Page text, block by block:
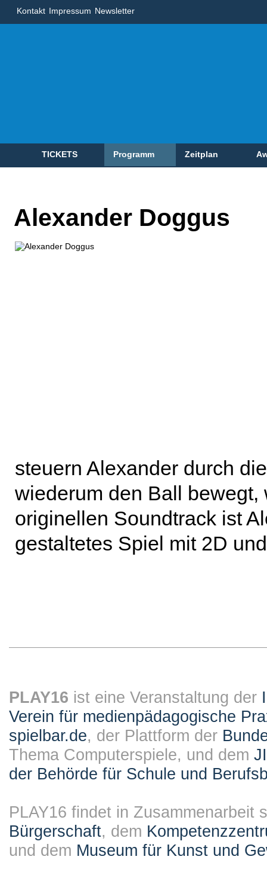
Kontakt Impressum Newsletter
TICKETS Programm Zeitplan
Alexander Doggus
steuern Alexander durch
wiederum den Ball
originellen Soundtrack ist
gestaltetes Spiel mit 2D
PLAY16 ist eine Veranstaltung der
Verein für medienpädagogische
spielbar.de, der Plattform der
Thema Computerspiele, und dem
der Behörde für Schule und
PLAY16 findet in Zusammenarbeit
Bürgerschaft, dem
und dem Museum für Kunst und